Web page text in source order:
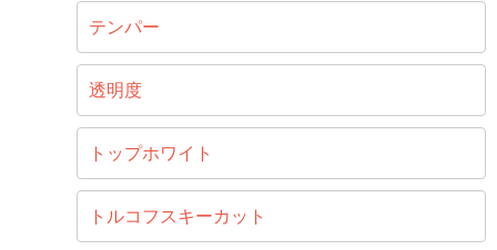
テンパー
透明度
トップホワイト
トルコフスキーカット